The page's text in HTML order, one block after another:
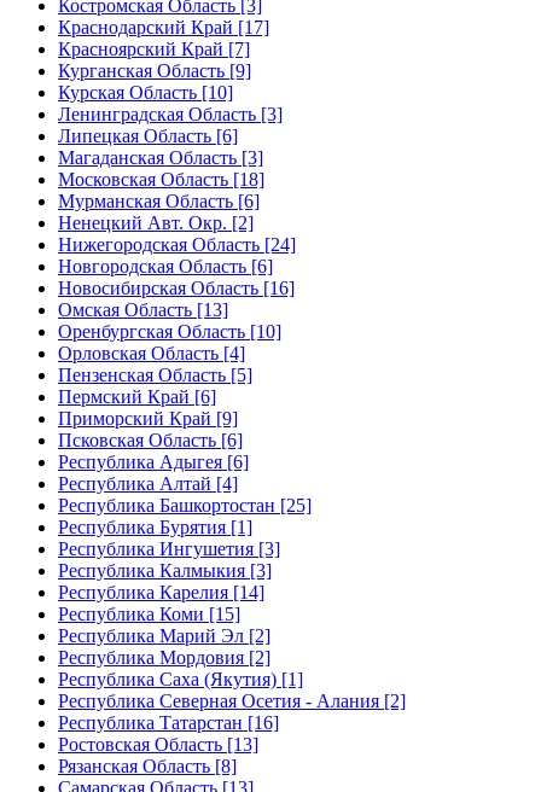
Костромская Область [3]
Краснодарский Край [17]
Красноярский Край [7]
Курганская Область [9]
Курская Область [10]
Ленинградская Область [3]
Липецкая Область [6]
Магаданская Область [3]
Московская Область [18]
Мурманская Область [6]
Ненецкий Авт. Окр. [2]
Нижегородская Область [24]
Новгородская Область [6]
Новосибирская Область [16]
Омская Область [13]
Оренбургская Область [10]
Орловская Область [4]
Пензенская Область [5]
Пермский Край [6]
Приморский Край [9]
Псковская Область [6]
Республика Адыгея [6]
Республика Алтай [4]
Республика Башкортостан [25]
Республика Бурятия [1]
Республика Ингушетия [3]
Республика Калмыкия [3]
Республика Карелия [14]
Республика Коми [15]
Республика Марий Эл [2]
Республика Мордовия [2]
Республика Саха (Якутия) [1]
Республика Северная Осетия - Алания [2]
Республика Татарстан [16]
Ростовская Область [13]
Рязанская Область [8]
Самарская Область [13]